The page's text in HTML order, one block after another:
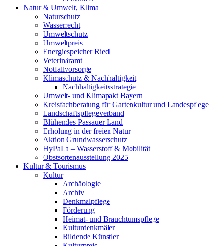
Natur & Umwelt, Klima
Naturschutz
Wasserrecht
Umweltschutz
Umweltpreis
Energiespeicher Riedl
Veterinäramt
Notfallvorsorge
Klimaschutz & Nachhaltigkeit
Nachhaltigkeitsstrategie
Umwelt- und Klimapakt Bayern
Kreisfachberatung für Gartenkultur und Landespflege
Landschaftspflegeverband
Blühendes Passauer Land
Erholung in der freien Natur
Aktion Grundwasserschutz
HyPaLa – Wasserstoff & Mobilität
Obstsortenausstellung 2025
Kultur & Tourismus
Kultur
Archäologie
Archiv
Denkmalpflege
Förderung
Heimat- und Brauchtumspflege
Kulturdenkmäler
Bildende Künstler